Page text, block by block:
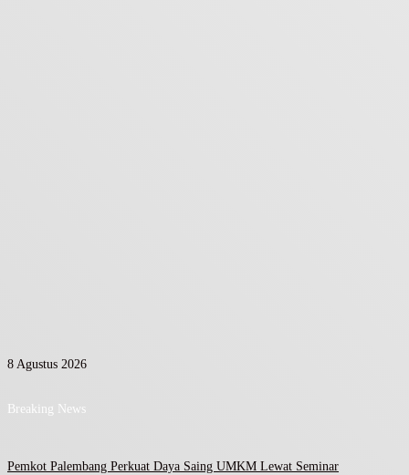
8 Agustus 2026
Breaking News
Pemkot Palembang Perkuat Daya Saing UMKM Lewat Seminar